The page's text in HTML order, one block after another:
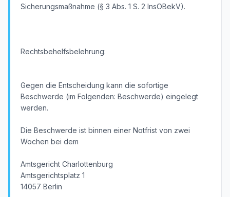
Sicherungsmaßnahme (§ 3 Abs. 1 S. 2 InsOBekV).
Rechtsbehelfsbelehrung:
Gegen die Entscheidung kann die sofortige
Beschwerde (im Folgenden: Beschwerde) eingelegt
werden.
Die Beschwerde ist binnen einer Notfrist von zwei
Wochen bei dem
Amtsgericht Charlottenburg
Amtsgerichtsplatz 1
14057 Berlin